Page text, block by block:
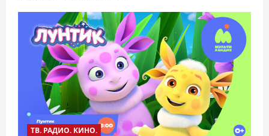
ТВ. РАДИО. КИНО.